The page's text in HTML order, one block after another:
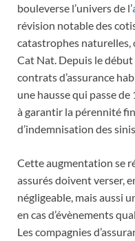
bouleverse l’univers de l’
révision notable des
catastrophes naturelles,
Cat Nat. Depuis le début
contrats d’assurance
une hausse qui passe
à garantir la pérennité
d’indemnisation des
Cette augmentation se
assurés doivent verser,
négligeable, mais aussi
en cas d’évènements
Les compagnies